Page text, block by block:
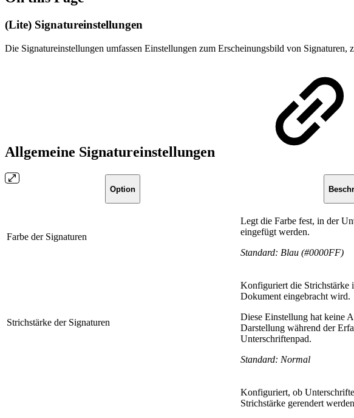
(Lite) Signatureinstellungen
Die Signatureinstellungen umfassen Einstellungen zum Erscheinungsbild von
Allgemeine Signatureinstellungen
Option
Farbe der Signaturen
Legt die Farbe fest, in der
eingefügt werden.
Standard: Blau (#0000FF)
Strichstärke der Signaturen
Konfiguriert die Strichstärke
Dokument eingebracht wird.
Diese Einstellung hat keine
Darstellung während der
Unterschriftenpad.
Standard: Normal
Konfiguriert, ob
Strichstärke gerendert